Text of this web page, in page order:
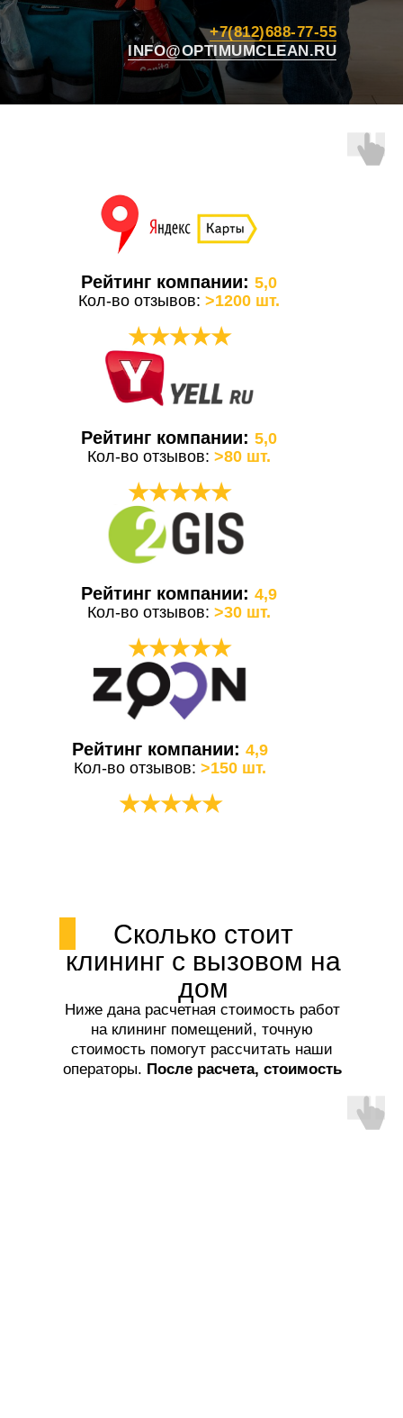
+7(812)688-77-55
INFO@OPTIMUMCLEAN.RU
Рейтинг компании:5,0
Кол-во отзывов:>1200 шт.
★★★★★
Рейтинг компании:5,0
Кол-во отзывов:>80 шт.
★★★★★
Рейтинг компании:4,9
Кол-во отзывов:>30 шт.
★★★★★
Рейтинг компании:4,9
Кол-во отзывов:>150 шт.
★★★★★
Сколько стоит
клининг с вызовом на
дом
Ниже дана расчетная стоимость работ
на клининг помещений, точную
стоимость помогут рассчитать наши
операторы. После расчета, стоимость